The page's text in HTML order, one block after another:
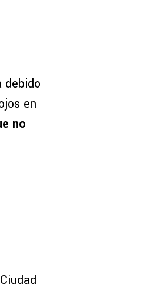
debido
en
no